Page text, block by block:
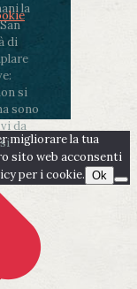
la
di
si
sono
da
migliorare la tua
sito web acconsenti
per i cookie. Ok